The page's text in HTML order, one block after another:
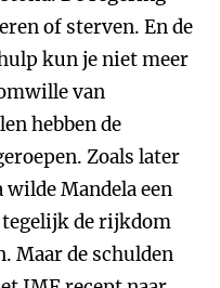
of sterven. En de
kun je niet meer
van
hebben de
Zoals later
Mandela een
tegelijk de rijkdom
Maar de schulden